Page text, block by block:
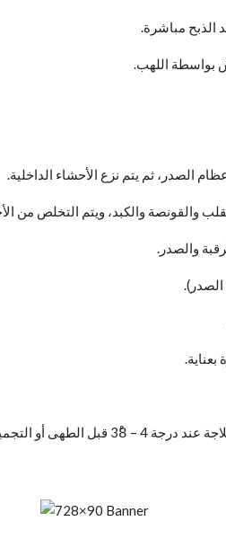
الذبح مباشرة.
بواسطة اللهب.
الصدر، ثم يتم نزع الأحشاء الداخلية.
والقونصة والكبد، ويتم التخلص من
والصدر.
الصدر).